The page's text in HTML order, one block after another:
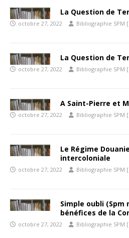
La Question de
octobre 27, 2022 Bibliographie SPM
La Question de
octobre 27, 2022 Bibliographie SPM
A Saint-Pierre et
octobre 27, 2022 Bibliographie SPM
Le Régime
intercoloniale
octobre 27, 2022 Bibliographie SPM
Simple oubli (Spm
bénéfices de la
octobre 27, 2022 Bibliographie SPM